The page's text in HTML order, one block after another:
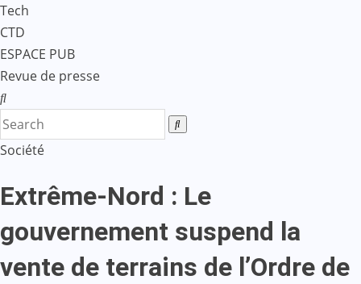
Tech
CTD
ESPACE PUB
Revue de presse
Société
Extrême-Nord : Le
gouvernement suspend la
vente de terrains de l’Ordre de